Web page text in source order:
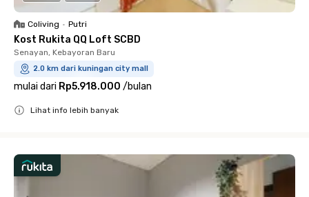
Coliving • Putri
Kost Rukita QQ Loft SCBD
Senayan, Kebayoran Baru
2.0 km dari kuningan city mall
mulai dari Rp5.918.000 /bulan
Lihat info lebih banyak